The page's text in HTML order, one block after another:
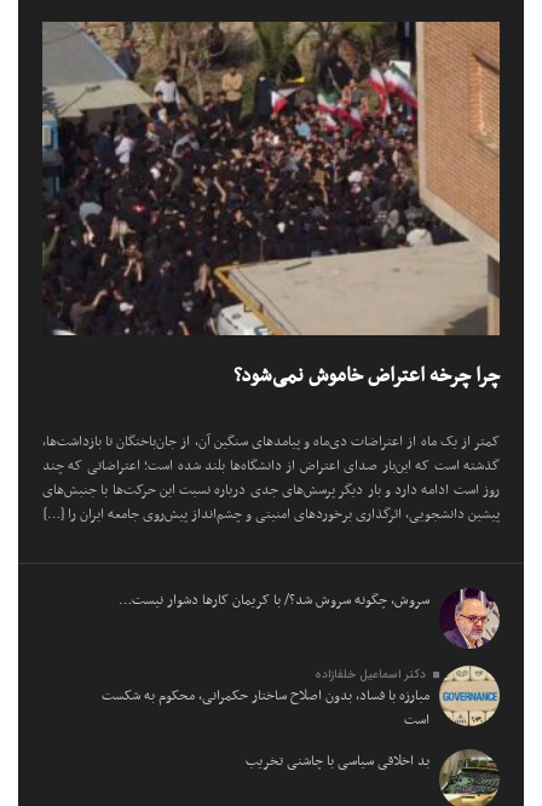
چرا چرخه اعتراض خاموش نمی‌شود؟
کمتر از یک ماه از اعتراضات دی‌ماه و پیامد‌های سنگین آن، از جان‌باختگان تا بازداشت‌ها،
گذشته است که این‌بار صدای اعتراض از دانشگاه‌ها بلند شده است؛ اعتراضاتی که چند
روز است ادامه دارد و بار دیگر پرسش‌های جدی درباره نسبت این حرکت‌ها با جنبش‌های
پیشین دانشجویی، اثرگذاری برخورد‌های امنیتی و چشم‌انداز پیش‌روی جامعه ایران را […]
سروش، چگونه سروش شد؟/ با کریمان کارها دشوار نیست…
دکتر اسماعیل خلفازاده
مبارزه با فساد، بدون اصلاح ساختار حکمرانی، محکوم به شکست
است
بد اخلاقی سیاسی با چاشنی تخریب